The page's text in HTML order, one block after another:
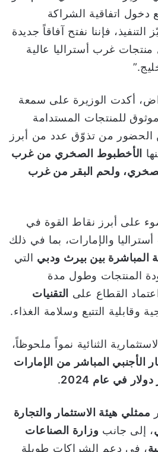
دخول اتفاقية الشراكة
التنفيذ، فإننا نفتح آفاقاً جديدة
غرب أستراليا عالية
أكدت الوزيرة على سمعة
للمنتجات المستدامة
الحضور من تذوّق عدد من أبرز
الأخطبوط الصخري من غرب
الصخري، ولحم البقر من غرب
على أبرز نقاط القوة في
والإمارات، بما في ذلك
المباشرة بين بيرث ودبي التي
المنتجات وطول مدة
القطاع على
التقنيات
وقابلية التتبع وسلامة الغذاء.
الثنائية نمواً ملحوظاً،
الأجنبي المباشر من الإمارات
.
ممثلي هيئة الاستثمار والتجارة
، إلى جانب وزارة الصناعات
، في دعم الشراكات طويلة